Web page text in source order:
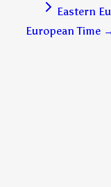
Eastern
European Time